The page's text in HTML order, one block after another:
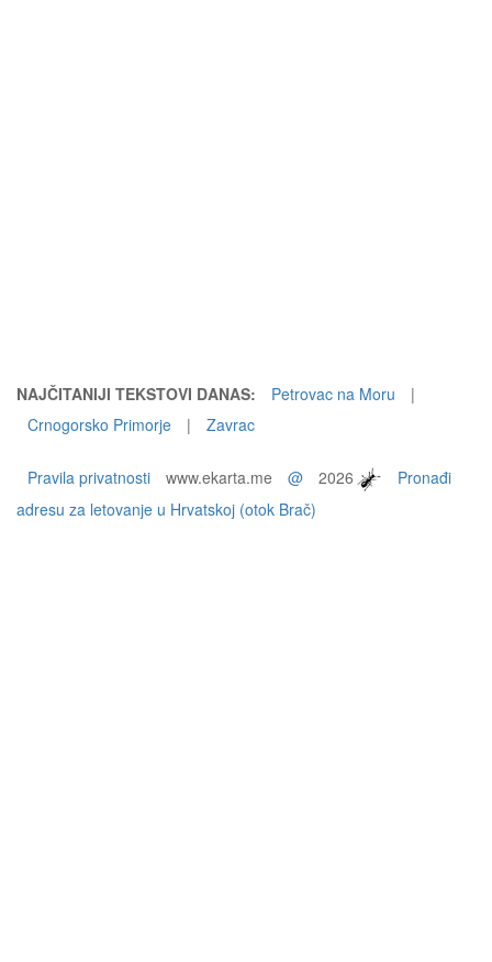
NAJČITANIJI TEKSTOVI DANAS: Petrovac na Moru
|
Crnogorsko Primorje
| Zavrac
Pravila privatnosti www.ekarta.me @ 2026
Pronađi
adresu za letovanje u Hrvatskoj (otok Brač)